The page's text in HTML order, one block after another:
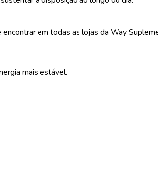
em todas as lojas da Way
mais estável.